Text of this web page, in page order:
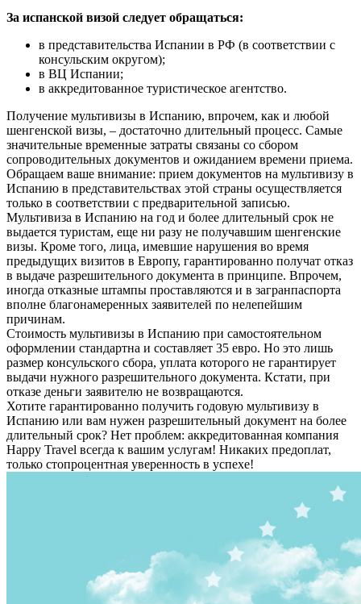
За испанской визой следует обращаться:
в представительства Испании в РФ (в соответствии с
консульским округом);
в ВЦ Испании;
в аккредитованное туристическое агентство.
Получение мультивизы в Испанию, впрочем, как и любой
шенгенской визы, – достаточно длительный процесс. Самые
значительные временные затраты связаны со сбором
сопроводительных документов и ожиданием времени приема.
Обращаем ваше внимание: прием документов на мультивизу в
Испанию в представительствах этой страны осуществляется
только в соответствии с предварительной записью.
Мультивиза в Испанию на год и более длительный срок не
выдается туристам, еще ни разу не получавшим шенгенские
визы. Кроме того, лица, имевшие нарушения во время
предыдущих визитов в Европу, гарантированно получат отказ
в выдаче разрешительного документа в принципе. Впрочем,
иногда отказные штампы проставляются и в загранпаспорта
вполне благонамеренных заявителей по нелепейшим
причинам.
Стоимость мультивизы в Испанию при самостоятельном
оформлении стандартна и составляет 35 евро. Но это лишь
размер консульского сбора, уплата которого не гарантирует
выдачи нужного разрешительного документа. Кстати, при
отказе деньги заявителю не возвращаются.
Хотите гарантированно получить годовую мультивизу в
Испанию или вам нужен разрешительный документ на более
длительный срок? Нет проблем: аккредитованная компания
Happy Travel всегда к вашим услугам! Никаких предоплат,
только стопроцентная уверенность в успехе!